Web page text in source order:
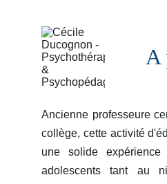
A
Ancienne professeure
collège, cette activité
une solide
adolescents tant au